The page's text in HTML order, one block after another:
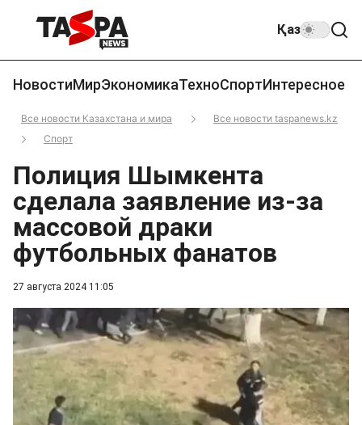
Қаз
НовостиМирЭкономикаТехноСпортИнтересное
Все новости Казахстана и мира
Все новости taspanews.kz
Спорт
27 августа 2024 11:05
Полиция Шымкента
сделала заявление из-за
массовой драки
футбольных фанатов